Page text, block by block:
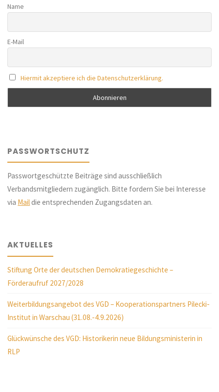
Name
E-Mail
Hiermit akzeptiere ich die Datenschutzerklärung.
PASSWORTSCHUTZ
Passwortgeschützte Beiträge sind ausschließlich
Verbandsmitgliedern zugänglich. Bitte fordern Sie bei Interesse
via Maildie entsprechenden Zugangsdaten an.
AKTUELLES
Stiftung Orte der deutschen Demokratiegeschichte –
Förderaufruf 2027/2028
Weiterbildungsangebot des VGD – Kooperationspartners Pilecki-
Institut in Warschau (31.08.-4.9.2026)
Glückwünsche des VGD: Historikerin neue Bildungsministerin in
RLP